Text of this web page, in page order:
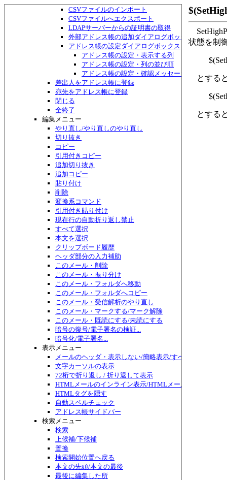
CSVファイルのインポート
CSVファイルへエクスポート
LDAPサーバーからの証明書の取得
外部アドレス帳の追加ダイアログボックス
アドレス帳の設定ダイアログボックス
アドレス帳の設定・表示する列
アドレス帳の設定・列の並び順
アドレス帳の設定・確認メッセージ
差出人をアドレス帳に登録
宛先をアドレス帳に登録
閉じる
全終了
編集メニュー
やり直し/やり直しのやり直し
切り抜き
コピー
引用付きコピー
追加切り抜き
追加コピー
貼り付け
削除
変換系コマンド
引用付き貼り付け
現在行の自動折り返し禁止
すべて選択
本文を選択
クリップボード履歴
ヘッダ部分の入力補助
このメール・削除
このメール・振り分け
このメール・フォルダへ移動
このメール・フォルダへコピー
このメール・受信解析のやり直し
このメール・マークする/マーク解除
このメール・既読にする/未読にする
暗号の復号/電子署名の検証...
暗号化/電子署名...
表示メニュー
メールのヘッダ・表示しない/簡略表示/すべて表示/切り
文字カーソルの表示
72桁で折り返し / 折り返して表示
HTMLメールのインライン表示/HTMLメール編集
HTMLタグを隠す
自動スペルチェック
アドレス帳サイドバー
検索メニュー
検索
上候補/下候補
置換
検索開始位置へ戻る
本文の先頭/本文の最後
最後に編集した所
状態を制
とする
とする